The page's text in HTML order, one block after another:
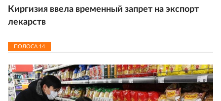
Киргизия ввела временный запрет на экспорт
лекарств
ПОЛОСА 14